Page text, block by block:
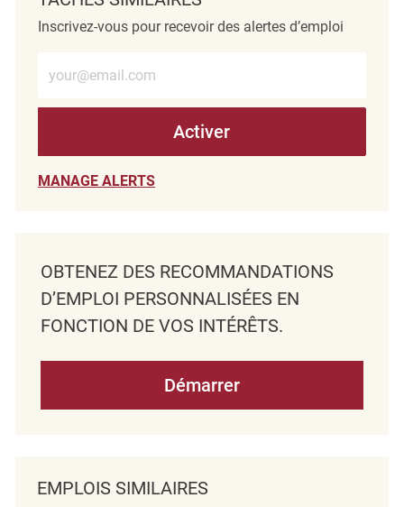
Inscrivez-vous pour recevoir des alertes d’emploi
Activer
MANAGE ALERTS
OBTENEZ DES RECOMMANDATIONS
D’EMPLOI PERSONNALISÉES EN
FONCTION DE VOS INTÉRÊTS.
Démarrer
EMPLOIS SIMILAIRES